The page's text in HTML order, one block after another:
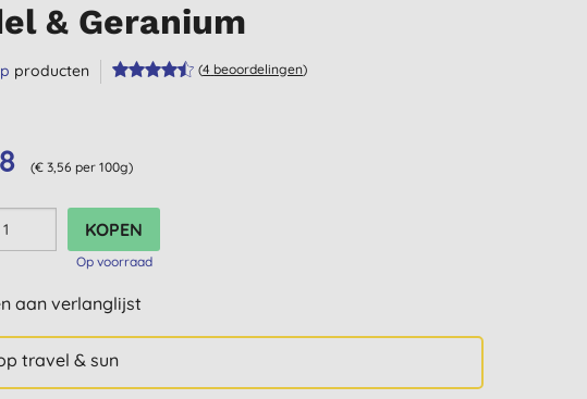
& Geranium
producten (4 beoordelingen)
(€ 3,56 per 100g)
Op voorraad
aan verlanglijst
travel & sun